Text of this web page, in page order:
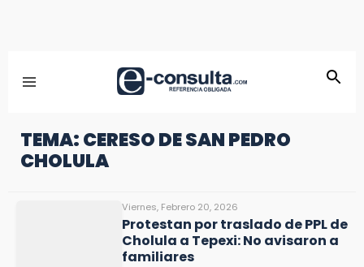
TEMA: CERESO DE SAN PEDRO
CHOLULA
Viernes, Febrero 20, 2026
Protestan por traslado de PPL de
Cholula a Tepexi: No avisaron a
familiares